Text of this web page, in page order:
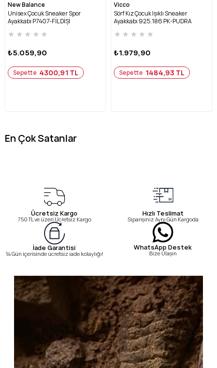
New Balance
Unisex Çocuk Sneaker Spor
Ayakkabı P7407-FİL DİŞİ
★ ★ ★ ★ ★
₺5.059,90
Sepette 4300,91 TL
Vicco
Sörf Kız Çocuk Işıklı Sneaker
Ayakkabı 925.186 PK-PUDRA
★ ★ ★ ★ ★
₺1.979,90
Sepette 1484,93 TL
En Çok Satanlar
Ücretsiz Kargo
750 TL ve üzeri Ücretsiz Kargo
Hızlı Teslimat
Siparişiniz Aynı Gün Kargoda
İade Garantisi
14 Gün içerisinde ücretsiz iade kolaylığı!
WhatsApp Destek
Bize Ulaşın